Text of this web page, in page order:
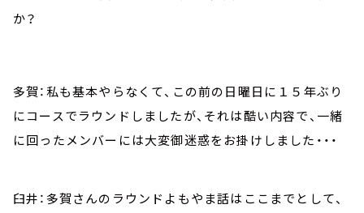
か？
多賀：私も基本やらなくて、この前の日曜日に１５年ぶり
にコースでラウンドしましたが、それは酷い内容で、一緒
に回ったメンバーには大変御迷惑をお掛けしました・・・
臼井：多賀さんのラウンドよもやま話はここまでとして、